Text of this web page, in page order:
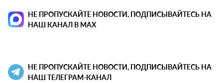
НЕ ПРОПУСКАЙТЕ НОВОСТИ, ПОДПИСЫВАЙТЕСЬ НА
НАШ КАНАЛ В MAX
НЕ ПРОПУСКАЙТЕ НОВОСТИ, ПОДПИСЫВАЙТЕСЬ НА
НАШ ТЕЛЕГРАМ-КАНАЛ